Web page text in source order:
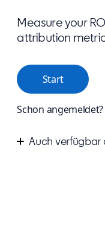
Measure your
attribution
Start
Schon angemeldet?
Auch verfügbar